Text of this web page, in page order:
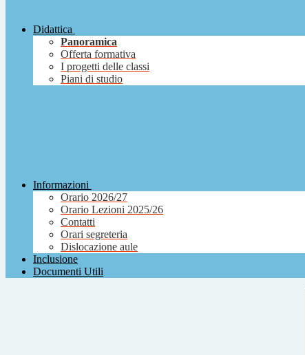
Didattica
Panoramica
Offerta formativa
I progetti delle classi
Piani di studio
Informazioni
Orario 2026/27
Orario Lezioni 2025/26
Contatti
Orari segreteria
Dislocazione aule
Inclusione
Documenti Utili